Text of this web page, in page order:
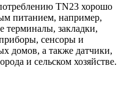
TN23 хорошо
питанием, например,
терминалы, закладки,
сенсоры и
домов, а также датчики,
и сельском хозяйстве.